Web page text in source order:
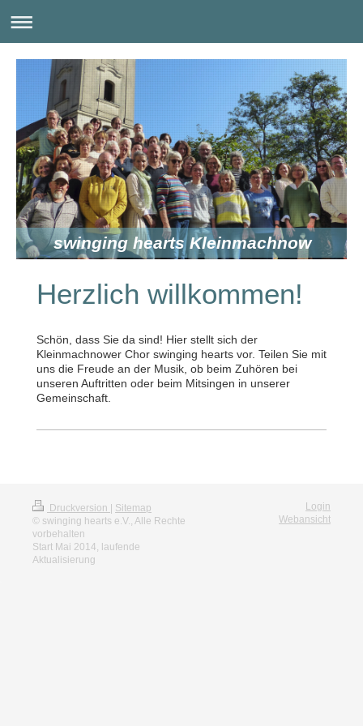
swinging hearts Kleinmachnow
Herzlich willkommen!
Schön, dass Sie da sind! Hier stellt sich der
Kleinmachnower Chor swinging hearts vor. Teilen Sie mit
uns die Freude an der Musik, ob beim Zuhören bei
unseren Auftritten oder beim Mitsingen in unserer
Gemeinschaft.
Druckversion | Sitemap
© swinging hearts e.V., Alle Rechte
vorbehalten
Start Mai 2014, laufende
Aktualisierung
Login
Webansicht